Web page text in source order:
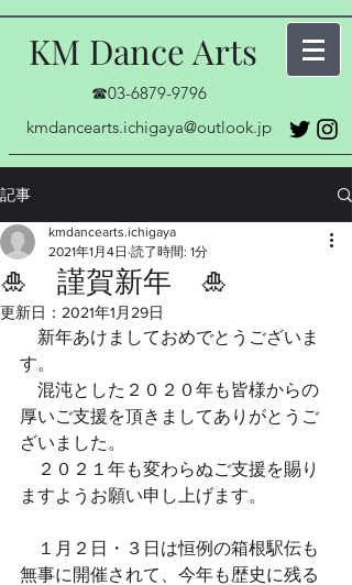
KM Dance Arts
☎03-6879-9796
kmdancearts.ichigaya@outlook.jp
記事
🎍 謹賀新年 🎍
kmdancearts.ichigaya
2021年1月4日 読了時間: 1分
更新日： 2021年1月29日
新年あけましておめでとうございま
す。
混沌とした２０２０年も皆様からの
厚いご支援を頂きましてありがとうご
ざいました。
２０２１年も変わらぬご支援を賜り
ますようお願い申し上げます。
１月２日・３日は恒例の箱根駅伝も
無事に開催されて、今年も歴史に残る